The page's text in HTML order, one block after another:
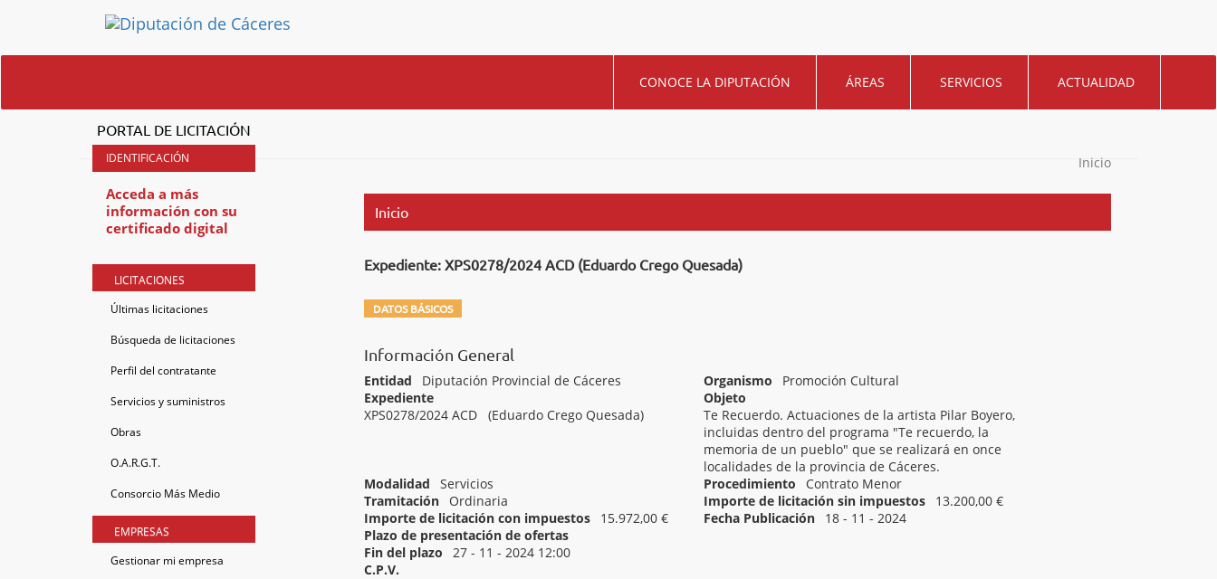
CONOCE LA DIPUTACIÓN ÁREAS SERVICIOS ACTUALIDAD
PORTAL DE LICITACIÓN
Acceda a más
información con su
certificado digital
LICITACIONES
Últimas licitaciones
Búsqueda de licitaciones
Perfil del contratante
Servicios y suministros
Obras
O.A.R.G.T.
Consorcio Más Medio
EMPRESAS
Gestionar mi empresa
Inicio
Inicio
Expediente: XPS0278/2024 ACD (Eduardo Crego Quesada)
DATOS BÁSICOS
Información General
Entidad Diputación Provincial de Cáceres Organismo
Promoción Cultural
Expediente
XPS0278/2024 ACD (Eduardo Crego Quesada)
Objeto
Te Recuerdo. Actuaciones de la artista Pilar Boyero,
incluidas dentro del programa "Te recuerdo, la
memoria de un pueblo" que se realizará en once
localidades de la provincia de Cáceres.
Modalidad
Servicios Procedimiento
Contrato Menor
Tramitación
Ordinaria Importe de licitación sin impuestos
13.200,00 €
Importe de licitación con impuestos
15.972,00 € Fecha Publicación
18 - 11 - 2024
Plazo de presentación de ofertas
Fin del plazo
27 - 11 - 2024 12:00
C.P.V.